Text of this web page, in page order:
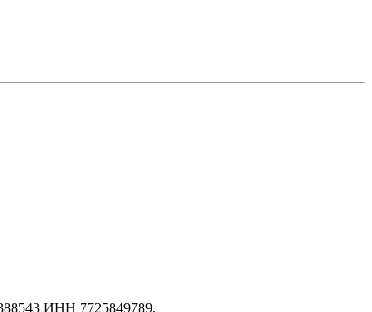
ИНН 7725849789.